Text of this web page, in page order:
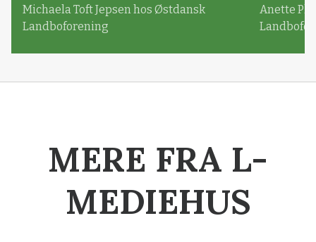
Michaela Toft Jepsen hos Østdansk
Landboforening
Anette
MERE FRA L-
MEDIEHUS